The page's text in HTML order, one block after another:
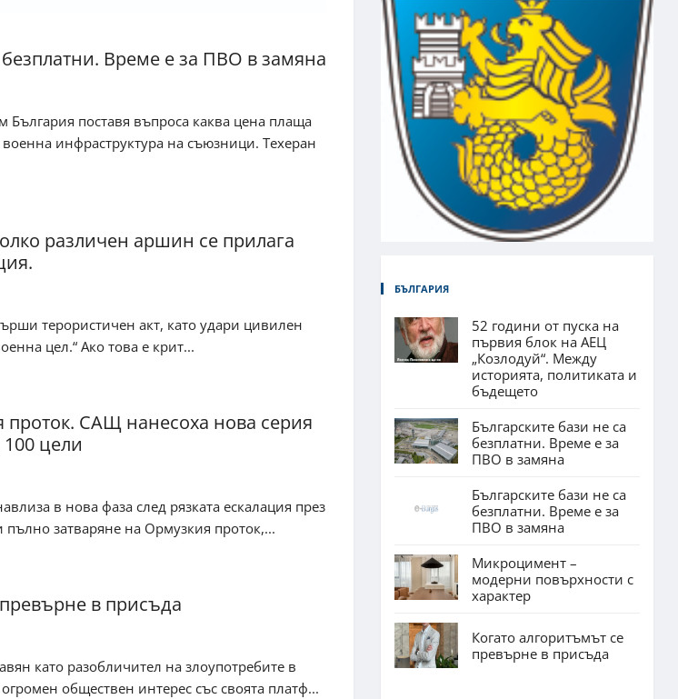
Време е за ПВО в замяна
поставя въпроса каква цена плаща
военна инфраструктура на съюзници. Техеран
различен аршин се прилага
терористичен акт, като удари цивилен
цел.“ Ако това е крит...
САЩ нанесоха нова серия
цели
в нова фаза след рязката ескалация през
затваряне на Ормузкия проток,...
в присъда
като разобличител на злоупотребите в
обществен интерес със своята платф...
БЪЛГАРИЯ
52 години от пуска на
първия блок на АЕЦ
„Козлодуй“. Между
историята, политиката и
бъдещето
Българските бази не са
безплатни. Време е за
ПВО в замяна
Българските бази не са
безплатни. Време е за
ПВО в замяна
Микроцимент –
модерни повърхности с
характер
Когато алгоритъмът се
превърне в присъда